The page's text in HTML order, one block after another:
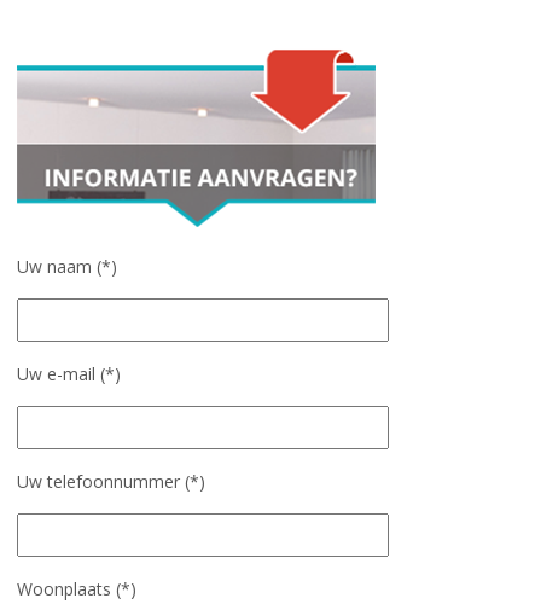
Uw naam (*)
Uw e-mail (*)
Uw telefoonnummer (*)
Gelieve dit veld leeg te laten.
Woonplaats (*)